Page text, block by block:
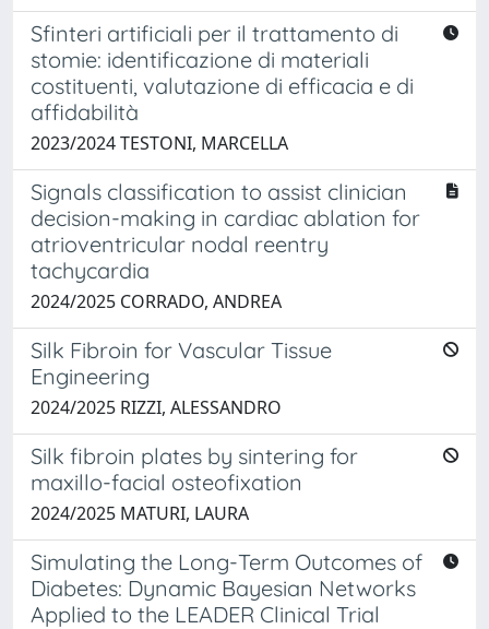
Sfinteri artificiali per il trattamento di
stomie: identificazione di materiali
costituenti, valutazione di efficacia e di
affidabilità
2023/2024 TESTONI, MARCELLA
Signals classification to assist clinician
decision-making in cardiac ablation for
atrioventricular nodal reentry
tachycardia
2024/2025 CORRADO, ANDREA
Silk Fibroin for Vascular Tissue
Engineering
2024/2025 RIZZI, ALESSANDRO
Silk fibroin plates by sintering for
maxillo-facial osteofixation
2024/2025 MATURI, LAURA
Simulating the Long-Term Outcomes of
Diabetes: Dynamic Bayesian Networks
Applied to the LEADER Clinical Trial